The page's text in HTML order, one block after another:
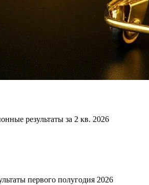
результаты за 2 кв. 2026
первого полугодия 2026